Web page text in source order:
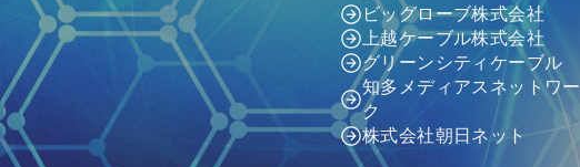
ビッグローブ株式会社
上越ケーブル株式会社
グリーンシティケーブル
知多メディアスネットワー
ク
株式会社朝日ネット